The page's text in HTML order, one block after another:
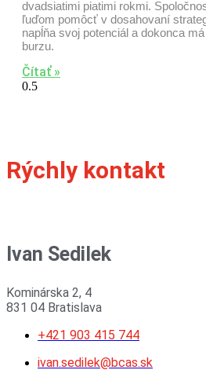
dvadsiatimi piatimi rokmi.
ľuďom pomôcť v dosahovaní
napĺňa svoj potenciál a dokonca
burzu.
Čítať »
Rýchly kontakt
Ivan Sedilek
Kominárska 2, 4
831 04 Bratislava
+421 903 415 744
ivan.sedilek@bcas.sk